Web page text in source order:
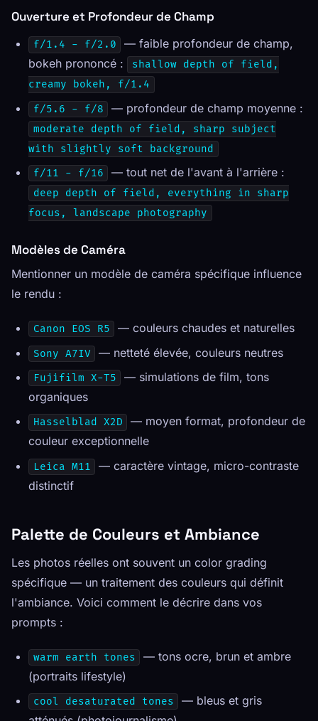
Ouverture et Profondeur de Champ
f/1.4 - f/2.0
— faible profondeur de champ,
bokeh prononcé :
shallow depth of field,
creamy bokeh, f/1.4
f/5.6 - f/8 — profondeur de champ moyenne :
moderate depth of field, sharp subject
with slightly soft background
f/11 - f/16 — tout net de l'avant à l'arrière :
deep depth of field, everything in sharp
focus, landscape photography
Modèles de Caméra
Mentionner un modèle de caméra spécifique influence
le rendu :
Canon EOS R5 — couleurs chaudes et naturelles
Sony A7IV — netteté élevée, couleurs neutres
Fujifilm X-T5
— simulations de film, tons
organiques
Hasselblad X2D
— moyen format, profondeur de
couleur exceptionnelle
Leica M11
— caractère vintage, micro-contraste
distinctif
Palette de Couleurs et Ambiance
Les photos réelles ont souvent un color grading
spécifique — un traitement des couleurs qui définit
l'ambiance. Voici comment le décrire dans vos
prompts :
warm earth tones
— tons ocre, brun et ambre
(portraits lifestyle)
cool desaturated tones
— bleus et gris